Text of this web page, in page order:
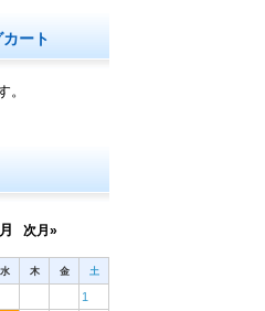
ート
。
次月»
水 木 金 土
1